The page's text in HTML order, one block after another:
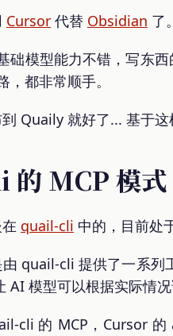
Cursor 代替 Obsidian 了。
础模型能力不错，写东
都非常顺手。
Quaily 就好了... 基于这
MCP 模式
quail-cli 中的，目前处
quail-cli 提供了一系列
AI 模型可以根据实际情况
cli 的 MCP，Cursor